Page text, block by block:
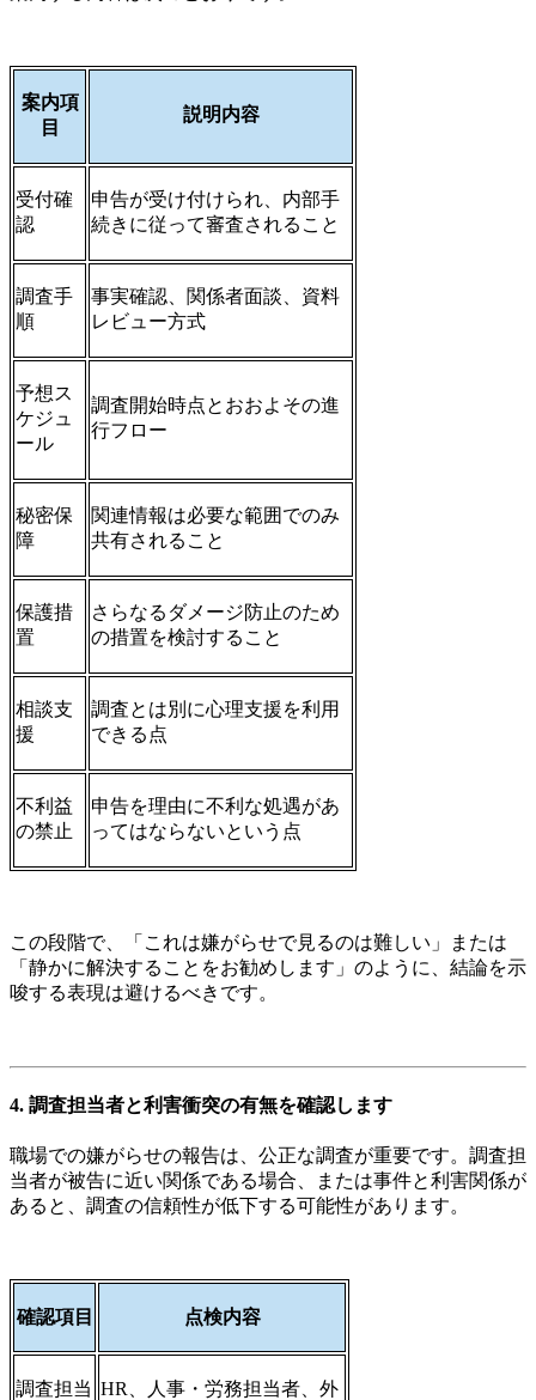
案内項
目
説明内容
受付確
認
申告が受け付けられ、内部手
続きに従って審査されること
調査手
順
事実確認、関係者面談、資料
レビュー方式
予想ス
ケジュ
ール
調査開始時点とおおよその進
行フロー
秘密保
障
関連情報は必要な範囲でのみ
共有されること
保護措
置
さらなるダメージ防止のため
の措置を検討すること
相談支
援
調査とは別に心理支援を利用
できる点
不利益
の禁止
申告を理由に不利な処遇があ
ってはならないという点
この段階で、「これは嫌がらせで見るのは難しい」または
「静かに解決することをお勧めします」のように、結論を示
唆する表現は避けるべきです。
4. 調査担当者と利害衝突の有無を確認します
職場での嫌がらせの報告は、公正な調査が重要です。調査担
当者が被告に近い関係である場合、または事件と利害関係が
あると、調査の信頼性が低下する可能性があります。
確認項目 点検内容
調査担当 HR、人事・労務担当者、外